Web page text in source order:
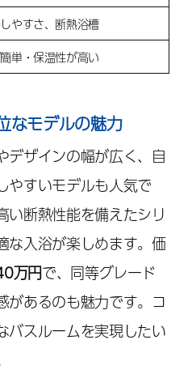
やすさ、断熱浴槽
単・保温性が高い
なモデルの魅力
デザインの幅が広く、自
やすいモデルも人気で
い断熱性能を備えたシリ
な入浴が楽しめます。価
万円で、同等グレード
があるのも魅力です。コ
バスルームを実現したい